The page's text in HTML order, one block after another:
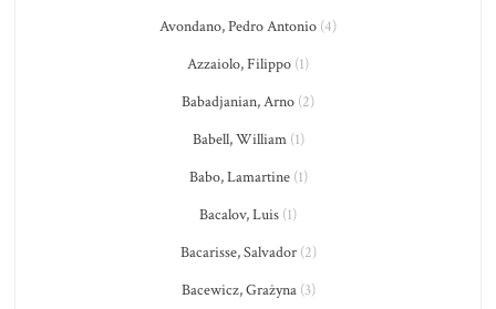
Avondano, Pedro Antonio (4)
Azzaiolo, Filippo (1)
Babadjanian, Arno (2)
Babell, William(1)
Babo, Lamartine(1)
Bacalov, Luis (1)
Bacarisse, Salvador(2)
Bacewicz, Grażyna(3)